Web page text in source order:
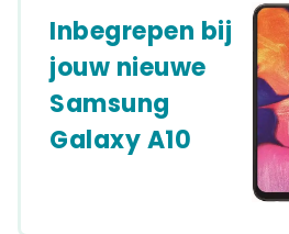
Inbegrepen bij
jouw nieuwe
Samsung
Galaxy A10